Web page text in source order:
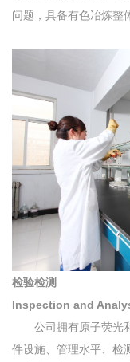
问题，具备有色冶炼整
检验检测
Inspection and
公司拥有原子荧光和
件设施、管理水平、检